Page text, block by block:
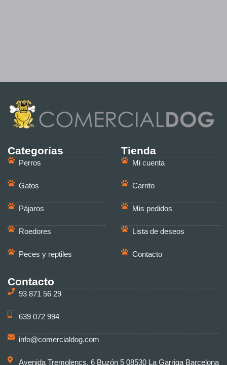
Categorías
Perros
Gatos
Pájaros
Roedores
Peces y reptiles
Tienda
Mi cuenta
Carrito
Mis pedidos
Lista de deseos
Contacto
Contacto
93 871 56 29
639 072 994
info@comercialdog.com
Avenida Tremolencs, 6 Buzón 5 08530 La Garriga Barcelona